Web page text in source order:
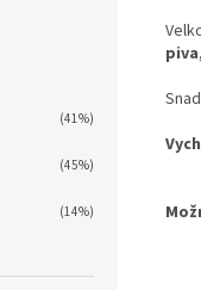
(41%)
(45%)
(14%)
piva